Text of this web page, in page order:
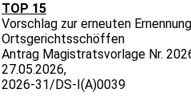
TOP 15
Vorschlag zur erneuten
Ortsgerichtsschöffen
Antrag Magistratsvorlage Nr.
27.05.2026,
2026-31/DS-I(A)0039